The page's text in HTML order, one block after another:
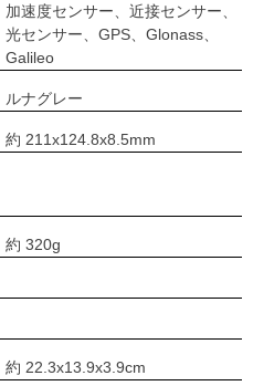
加速度センサー、近接センサー、
光センサー、GPS、Glonass、
Galileo
ルナグレー
約 211x124.8x8.5mm
約 320g
約 22.3x13.9x3.9cm